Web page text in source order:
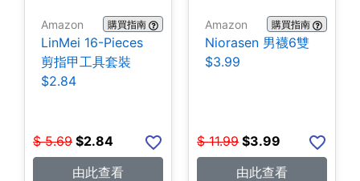
Amazon 購買指南
LinMei 16-Pieces
剪指甲工具套裝
$2.84
$ 5.69 $2.84
由此查看
Amazon 購買指南
Niorasen 男襪6雙
$3.99
$ 11.99 $3.99
由此查看